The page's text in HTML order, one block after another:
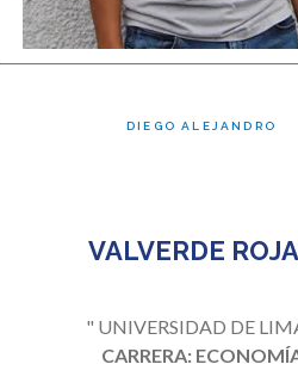
DIEGO ALEJANDRO
VALVERDE
" UNIVERSIDAD DE
CARRERA: